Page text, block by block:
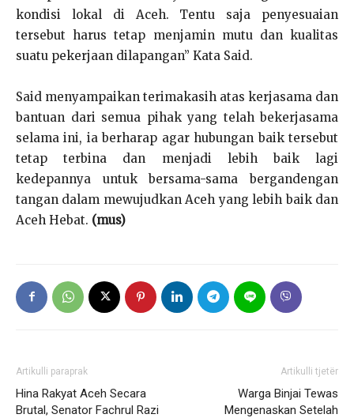
kondisi lokal di Aceh. Tentu saja penyesuaian
tersebut harus tetap menjamin mutu dan kualitas
suatu pekerjaan dilapangan” Kata Said.
Said menyampaikan terimakasih atas kerjasama dan
bantuan dari semua pihak yang telah bekerjasama
selama ini, ia berharap agar hubungan baik tersebut
tetap terbina dan menjadi lebih baik lagi
kedepannya untuk bersama-sama bergandengan
tangan dalam mewujudkan Aceh yang lebih baik dan
Aceh Hebat. (mus)
Artikulli paraprak
Hina Rakyat Aceh Secara
Brutal, Senator Fachrul Razi
Artikulli tjetër
Warga Binjai Tewas
Mengenaskan Setelah